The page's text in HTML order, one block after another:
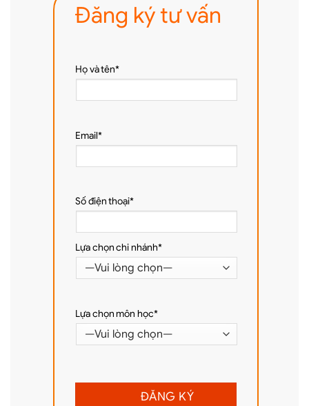
Đăng ký tư vấn
Họ và tên*
Email*
Số điện thoại*
Lựa chọn chi nhánh*
Lựa chọn môn học*